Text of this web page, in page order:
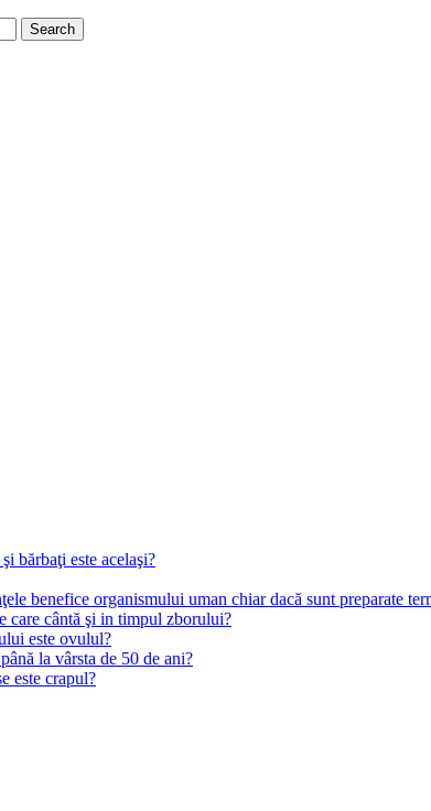
bărbaţi este acelaşi?
benefice organismului uman chiar dacă sunt preparate
care cântă şi in timpul zborului?
este ovulul?
la vârsta de 50 de ani?
este crapul?